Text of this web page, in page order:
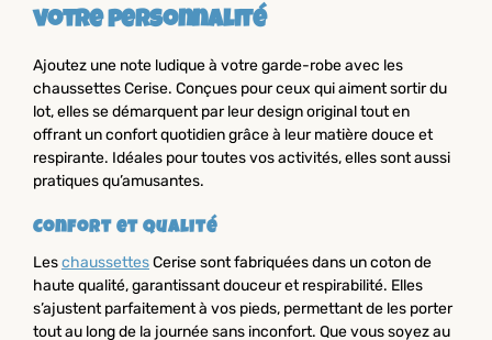
votre personnalité
Ajoutez une note ludique à votre garde-robe avec les
chaussettes Cerise. Conçues pour ceux qui aiment sortir du
lot, elles se démarquent par leur design original tout en
offrant un confort quotidien grâce à leur matière douce et
respirante. Idéales pour toutes vos activités, elles sont aussi
pratiques qu’amusantes.
Confort et qualité
LeschaussettesCerise sont fabriquées dans un coton de
haute qualité, garantissant douceur et respirabilité. Elles
s’ajustent parfaitement à vos pieds, permettant de les porter
tout au long de la journée sans inconfort. Que vous soyez au